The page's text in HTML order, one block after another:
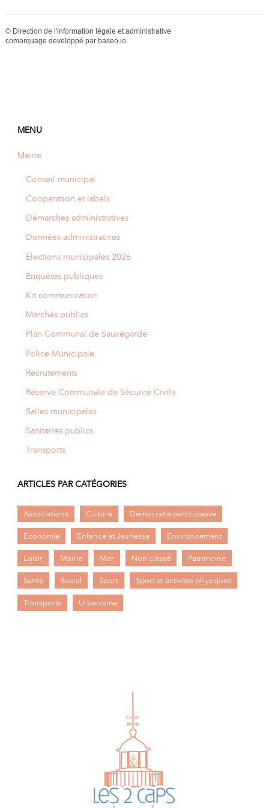
© Direction de l'information légale et administrative
comarquage developpé par baseo.io
MENU
Mairie
Conseil municipal
Coopération et labels
Démarches administratives
Données administratives
Élections municipales 2026
Enquêtes publiques
Kit communication
Marchés publics
Plan Communal de Sauvegarde
Police Municipale
Recrutements
Réserve Communale de Sécurité Civile
Salles municipales
Sanitaires publics
Transports
ARTICLES PAR CATÉGORIES
Associations Culture Démocratie participative
Economie Enfance et Jeunesse Environnement
Loisir Mairie Mer Non classé Patrimoine
Santé Social Sport Sport et activités physiques
Transports Urbanisme